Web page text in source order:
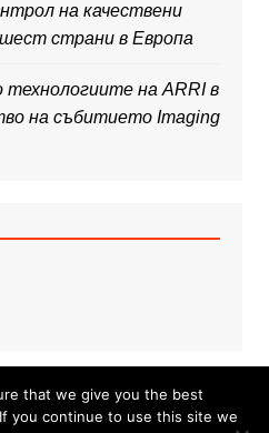
на качествени
страни в Европа
технологиите на ARRI в
на събитието Imaging
that we give you the best
you continue to use this site we